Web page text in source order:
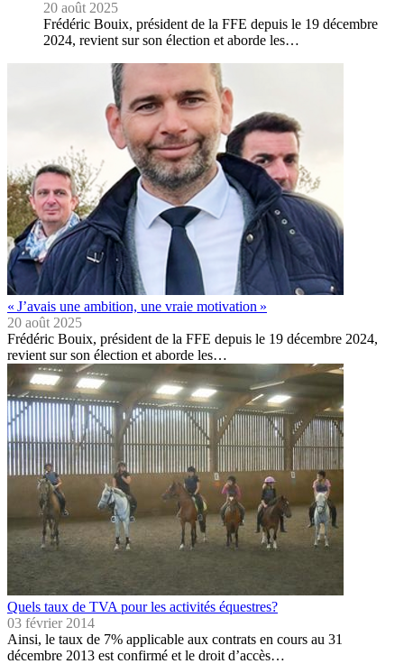
20 août 2025
Frédéric Bouix, président de la FFE depuis le 19 décembre
2024, revient sur son élection et aborde les…
« J’avais une ambition, une vraie motivation »
20 août 2025
Frédéric Bouix, président de la FFE depuis le 19 décembre 2024,
revient sur son élection et aborde les…
Quels taux de TVA pour les activités équestres?
03 février 2014
Ainsi, le taux de 7% applicable aux contrats en cours au 31
décembre 2013 est confirmé et le droit d’accès…